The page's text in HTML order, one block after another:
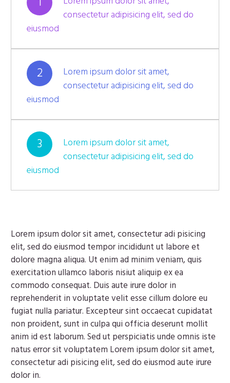
consectetur adipisicing elit, sed do
eiusmod
2
Lorem ipsum dolor sit amet,
consectetur adipisicing elit, sed do
eiusmod
3
Lorem ipsum dolor sit amet,
consectetur adipisicing elit, sed do
eiusmod
Lorem ipsum dolor sit amet, consectetur adi pisicing
elit, sed do eiusmod tempor incididunt ut labore et
dolore magna aliqua. Ut enim ad minim veniam, quis
exercitation ullamco laboris nisiut aliquip ex ea
commodo consequat. Duis aute irure dolor in
reprehenderit in voluptate velit esse cillum dolore eu
fugiat nulla pariatur. Excepteur sint occaecat cupidatat
non proident, sunt in culpa qui officia deserunt mollit
anim id est laborum. Sed ut perspiciatis unde omnis iste
natus error sit voluptatem Lorem ipsum dolor sit amet,
consectetur adi pisicing elit, sed do eiusmod aute irure
dolor in.